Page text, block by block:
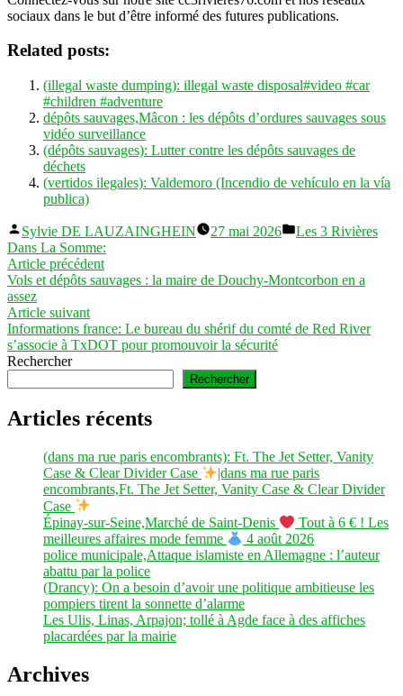
sociaux dans le but d’être informé des futures publications.
Related posts:
(illegal waste dumping): illegal waste disposal#video #car
#children #adventure
dépôts sauvages,Mâcon : les dépôts d’ordures sauvages sous
vidéo surveillance
(dépôts sauvages): Lutter contre les dépôts sauvages de
déchets
(vertidos ilegales): Valdemoro (Incendio de vehículo en la vía
publica)
Publié
par
Sylvie DE LAUZAINGHEIN 27 mai 2026
Publié
Les 3 Rivières
Dans La Somme:
Navigation
de
l’article
Article précédentArticle
précédent :
Vols et dépôts sauvages : la maire de Douchy-Montcorbon en a
assez
Article suivantArticle
suivant :
Informations france: Le bureau du shérif du comté de Red River
s’associe à TxDOT pour promouvoir la sécurité
Rechercher
Rechercher
Articles récents
(dans ma rue paris encombrants): Ft. The Jet Setter, Vanity
Case & Clear Divider Case
|dans ma rue paris
encombrants,Ft. The Jet Setter, Vanity Case & Clear Divider
Case
Épinay-sur-Seine,Marché de Saint-Denis
Tout à 6 € ! Les
meilleures affaires mode femme
4 août 2026
police municipale,Attaque islamiste en Allemagne : l’auteur
abattu par la police
(Drancy): On a besoin d’avoir une politique ambitieuse les
pompiers tirent la sonnette d’alarme
Les Ulis, Linas, Arpajon; tollé à Agde face à des affiches
placardées par la mairie
Archives